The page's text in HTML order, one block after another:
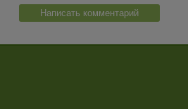
Написать комментарий